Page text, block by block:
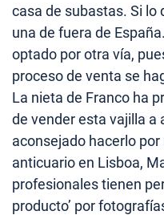
casa de subastas. Si lo
una de fuera de
optado por otra vía,
proceso de venta se
La nieta de Franco ha
de vender esta vajilla a
aconsejado hacerlo
anticuario en Lisboa,
profesionales tienen
producto’ por